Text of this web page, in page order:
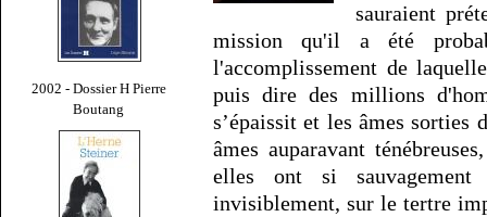
2002 - Dossier H Pierre
Boutang
sauraient
mission qu'il a été
l'accomplissement de
puis dire des millions
s’épaissit et les âmes sorties
âmes auparavant
elles ont si
invisiblement, sur le tertre